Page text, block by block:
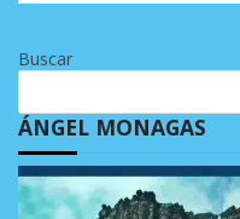
Buscar
ÁNGEL MONAGAS